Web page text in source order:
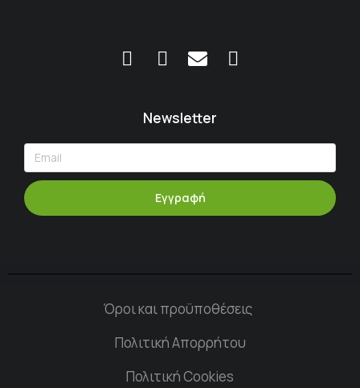
Newsletter
Εγγραφή
Όροι και προϋποθέσεις
Πολιτική Απορρήτου
Πολιτική Cookies